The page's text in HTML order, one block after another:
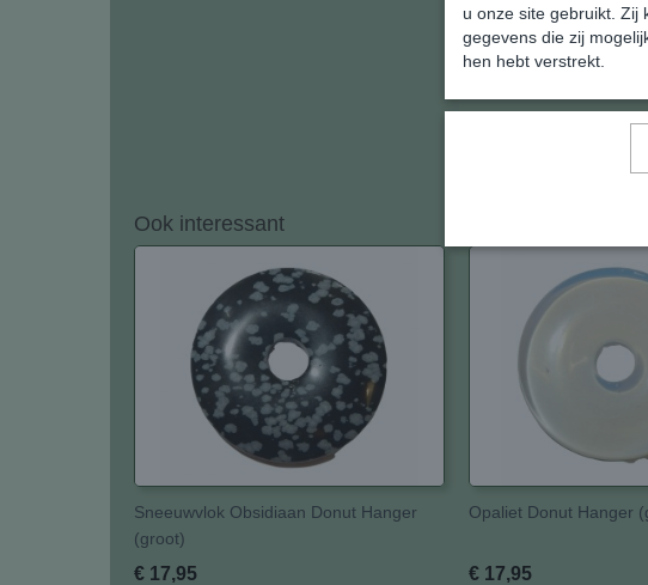
Ook interessant
Sneeuwvlok Obsidiaan Donut Hanger
(groot)
€ 17,95
Opaliet Donut Hanger
€ 17,95
u onze site gebruikt. Zij
gegevens die zij
hen hebt verstrekt.